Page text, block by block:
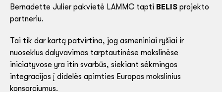
Bernadette Julier pakvietė LAMMC tapti BELIS projekto
partneriu.
Tai tik dar kartą patvirtina, jog asmeniniai ryšiai ir
nuoseklus dalyvavimas tarptautinėse mokslinėse
iniciatyvose yra itin svarbūs, siekiant sėkmingos
integracijos į didelės apimties Europos mokslinius
konsorciumus.